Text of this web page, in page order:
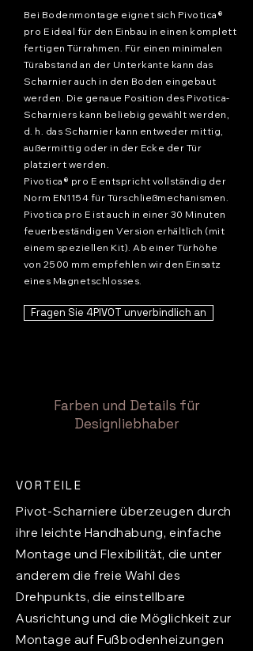
Bei Bodenmontage eignet sich Pivotica®
pro E ideal für den Einbau in einen komplett
fertigen Türrahmen. Für einen minimalen
Türabstand an der Unterkante kann das
Scharnier auch in den Boden eingebaut
werden. Die genaue Position des Pivotica-
Scharniers kann beliebig gewählt werden,
d. h. das Scharnier kann entweder mittig,
außermittig oder in der Ecke der Tür
platziert werden.
Pivotica® pro E entspricht vollständig der
Norm EN1154 für Türschließmechanismen.
Pivotica pro E ist auch in einer 30 Minuten
feuerbeständigen Version erhältlich (mit
einem speziellen Kit). Ab einer Türhöhe
von 2500 mm empfehlen wir den Einsatz
eines Magnetschlosses.
Fragen Sie 4PIVOT unverbindlich an
Farben und Details für
Designliebhaber
VORTEILE
Pivot-Scharniere überzeugen durch
ihre leichte Handhabung, einfache
Montage und Flexibilität, die unter
anderem die freie Wahl des
Drehpunkts, die einstellbare
Ausrichtung und die Möglichkeit zur
Montage auf Fußbodenheizungen